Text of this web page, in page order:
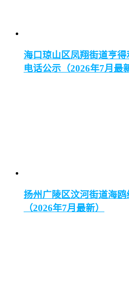
海口琼山区凤翔街道亨
电话公示（2026年7月最
扬州广陵区汶河街道海
（2026年7月最新）